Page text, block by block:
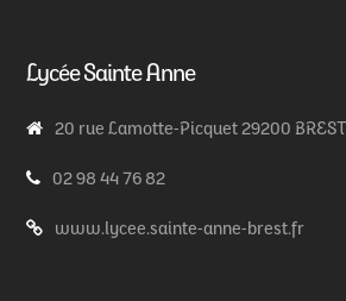
Lycée Sainte Anne
20 rue Lamotte-Picquet 29200 BREST
02 98 44 76 82
www.lycee.sainte-anne-brest.fr